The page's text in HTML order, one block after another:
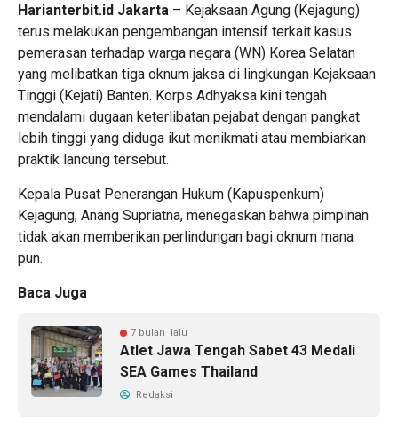
Harianterbit.id Jakarta – Kejaksaan Agung (Kejagung)
terus melakukan pengembangan intensif terkait kasus
pemerasan terhadap warga negara (WN) Korea Selatan
yang melibatkan tiga oknum jaksa di lingkungan Kejaksaan
Tinggi (Kejati) Banten. Korps Adhyaksa kini tengah
mendalami dugaan keterlibatan pejabat dengan pangkat
lebih tinggi yang diduga ikut menikmati atau membiarkan
praktik lancung tersebut.
Kepala Pusat Penerangan Hukum (Kapuspenkum)
Kejagung, Anang Supriatna, menegaskan bahwa pimpinan
tidak akan memberikan perlindungan bagi oknum mana
pun.
Baca Juga
7 bulan lalu
Atlet Jawa Tengah Sabet 43 Medali
SEA Games Thailand
Redaksi